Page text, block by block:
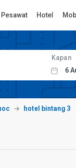
Hotel
Kapan
hotel bintang 3